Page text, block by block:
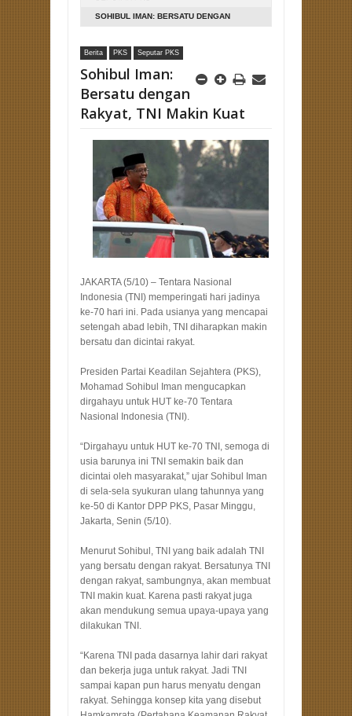
SOHIBUL IMAN: BERSATU DENGAN
Berita PKS Seputar PKS
Sohibul Iman:
Bersatu dengan
Rakyat, TNI Makin Kuat
JAKARTA (5/10) – Tentara Nasional
Indonesia (TNI) memperingati hari jadinya
ke-70 hari ini. Pada usianya yang mencapai
setengah abad lebih, TNI diharapkan makin
bersatu dan dicintai rakyat.
Presiden Partai Keadilan Sejahtera (PKS),
Mohamad Sohibul Iman mengucapkan
dirgahayu untuk HUT ke-70 Tentara
Nasional Indonesia (TNI).
“Dirgahayu untuk HUT ke-70 TNI, semoga di
usia barunya ini TNI semakin baik dan
dicintai oleh masyarakat,” ujar Sohibul Iman
di sela-sela syukuran ulang tahunnya yang
ke-50 di Kantor DPP PKS, Pasar Minggu,
Jakarta, Senin (5/10).
Menurut Sohibul, TNI yang baik adalah TNI
yang bersatu dengan rakyat. Bersatunya TNI
dengan rakyat, sambungnya, akan membuat
TNI makin kuat. Karena pasti rakyat juga
akan mendukung semua upaya-upaya yang
dilakukan TNI.
“Karena TNI pada dasarnya lahir dari rakyat
dan bekerja juga untuk rakyat. Jadi TNI
sampai kapan pun harus menyatu dengan
rakyat. Sehingga konsep kita yang disebut